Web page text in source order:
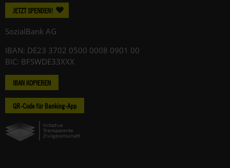
JETZT SPENDEN!
SozialBank AG
IBAN: DE23 3702 0500 0008 0901 00
BIC: BFSWDE33XXX
IBAN KOPIEREN
QR-Code für Banking-App